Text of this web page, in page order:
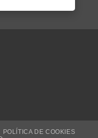
POLÍTICA DE COOKIES